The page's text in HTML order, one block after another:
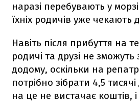
наразі перебувають у
їхніх родичів уже чекають
Навіть після прибуття на
родичі та друзі не зможуть
додому, оскільки на
потрібно зібрати 4,5
на це не вистачає коштів,